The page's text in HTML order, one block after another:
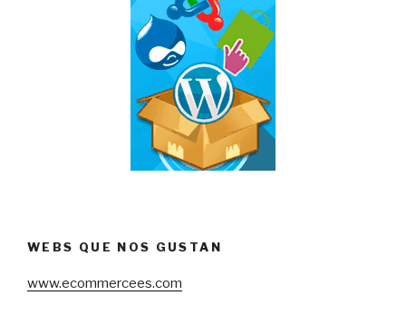
WEBS QUE NOS GUSTAN
www.ecommercees.com